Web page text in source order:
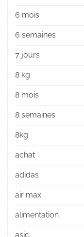
6 mois
6 semaines
7 jours
8 kg
8 mois
8 semaines
8kg
achat
adidas
air max
alimentation
asic